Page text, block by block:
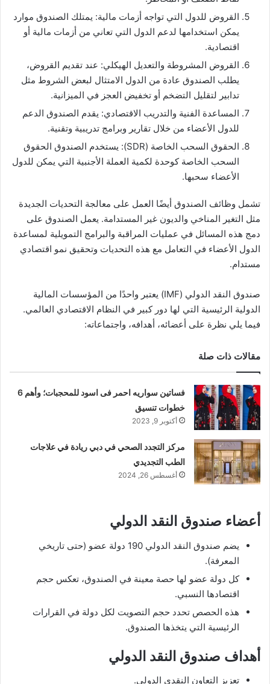
القروض للدول التي تواجه أزمات مالية: يمتلك الصندوق موارد
يمكن استخدامها لدعم الدول التي تعاني من أزمات مالية أو
اقتصادية.
القروض المشروطة والتعديل الهيكلي: عند تقديم القروض،
يطلب الصندوق عادة من الدول الامتثال لبعض الشروط مثل
تدابير لتقليل التضخم أو تخفيض العجز في الميزانية.
المساعدة الفنية والتدريب الاقتصادي: يقدم الصندوق الدعم
للدول الأعضاء من خلال تقارير وبرامج تدريبية وتقنية.
الحقوق السحب الخاصة (SDR): يستخدم الصندوق الحقوق
السحب الخاصة كوحدة لكمية العملة الأجنبية التي يمكن للدول
الأعضاء سحبها.
تشمل وظائف الصندوق أيضًا العمل على معالجة التحديات الجديدة
مثل التغير المناخي والديون غير المستدامة. يعمل الصندوق على
دمج هذه المسائل في عمليات المراقبة والبرامج التمويلية لمساعدة
الدول الأعضاء في التعامل مع هذه التحديات وتحقيق نمو اقتصادي
مستدام.
صندوق النقد الدولي (IMF) يعتبر واحدًا من المؤسسات المالية
الدولية الرئيسية التي لها دور كبير في النظام الاقتصادي العالمي.
فيما يلي نظرة على أعضائه، أهدافه، واجتماعاته:
مقالات ذات صلة
فساتين سواريه احمر فى اسود للمحجبات؛ وأهم 6
خطوات تنسيق
أكتوبر 9, 2023
مركز التجدد الصحي في دبي ريادة في علاجات
الطب التجديدي
أغسطس 26, 2024
أعضاء صندوق النقد الدولي
يضم صندوق النقد الدولي 190 دولة عضو (حتى تاريخي
المعرفة).
كل دولة عضو لها حصة معينة في الصندوق، تعكس حجم
اقتصادها النسبي.
هذه الحصص تحدد حجم التصويت لكل دولة في القرارات
الرئيسية التي يتخذها الصندوق.
أهداف صندوق النقد الدولي
تعزيز التعاون النقدي الدولي.